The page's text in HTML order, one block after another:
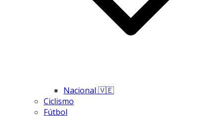
Nacional 🇻🇪
Ciclismo
Fútbol